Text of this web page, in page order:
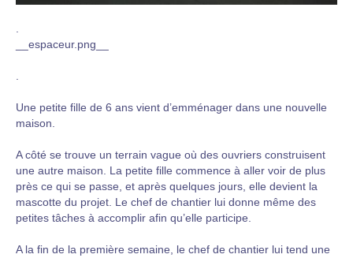
__espaceur.png__
Une petite fille de 6 ans vient d’emménager dans une nouvelle
maison.
A côté se trouve un terrain vague où des ouvriers construisent
une autre maison. La petite fille commence à aller voir de plus
près ce qui se passe, et après quelques jours, elle devient la
mascotte du projet. Le chef de chantier lui donne même des
petites tâches à accomplir afin qu’elle participe.
A la fin de la première semaine, le chef de chantier lui tend une